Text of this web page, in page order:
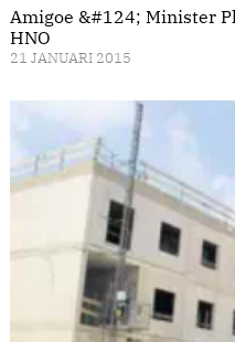
Amigoe &#124; Minister
HNO
21 JANUARI 2015